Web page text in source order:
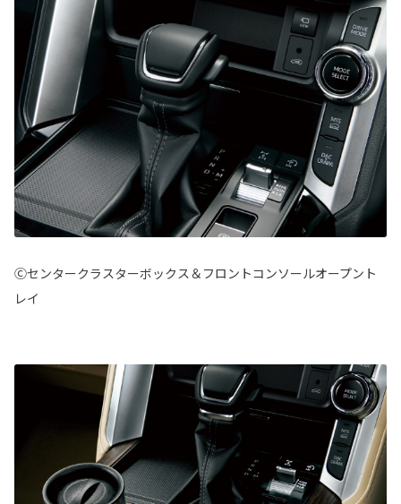
Ⓒセンタークラスターボックス＆フロントコンソールオープント
レイ